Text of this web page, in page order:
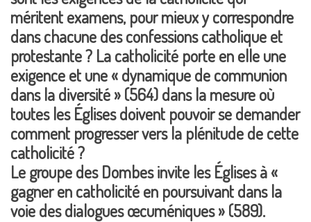
méritent examens, pour mieux y correspondre
dans chacune des confessions catholique et
protestante ? La catholicité porte en elle une
exigence et une « dynamique de communion
dans la diversité » (564) dans la mesure où
toutes les Églises doivent pouvoir se demander
comment progresser vers la plénitude de cette
catholicité ?
Le groupe des Dombes invite les Églises à «
gagner en catholicité en poursuivant dans la
voie des dialogues œcuméniques » (589).